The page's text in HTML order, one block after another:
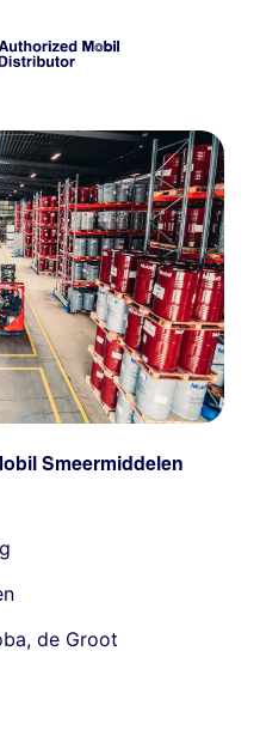
Smeermiddelen
,de Groot